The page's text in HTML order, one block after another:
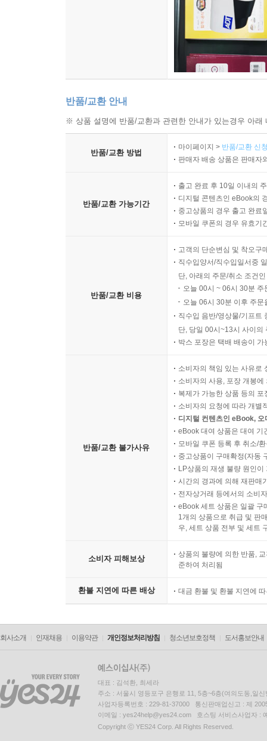
반품/교환 안내
※ 상품 설명에 반품/교환과 관련한 안내가 있는경우 아
반품/교환 방법
마이페이지 > 반품/교환 신
판매자 배송 상품은 판매자
반품/교환 가능기간
출고 완료 후 10일 이내의
디지털 콘텐츠인 eBook의
중고상품의 경우 출고 완료
모바일 쿠폰의 경우 유효기
반품/교환 비용
고객의 단순변심 및 착오구
직수입양서/직수입일서중
단, 아래의 주문/취소 조건
오늘 00시 ~ 06시 30분
오늘 06시 30분 이후 주
직수입 음반/영상물/기프트
단, 당일 00시~13시 사이의
박스 포장은 택배 배송이
반품/교환 불가사유
소비자의 책임 있는 사유로
소비자의 사용, 포장 개봉
복제가 가능한 상품 등의
소비자의 요청에 따라 개별
디지털 컨텐츠인 eBook,
eBook 대여 상품은 대여 기
모바일 쿠폰 등록 후 취소/
중고상품이 구매확정(자동
LP상품의 재생 불량 원인
시간의 경과에 의해 재판매
전자상거래 등에서의 소비
eBook 세트 상품은 일괄 구
1개의 상품으로 취급 및 판
우, 세트 상품 전부 및 세트
소비자 피해보상
상품의 불량에 의한 반품,
준하여 처리됨
환불 지연에 따른 배상 대금 환불 및 환불 지연에
회사소개 인재채용 이용약관 개인정보처리방침 청소년보호정책 도서홍보안내
대표 : 김석환, 최세라
주소 : 서울시 영등포구 은행로 11, 5층~6층(여의도동,일신
사업자등록번호 : 229-81-37000 통신판매업신고 : 제
이메일 : yes24help@yes24.com 호스팅 서비스사업자 :
Copyright ⓒ YES24 Corp. All Rights Reserved.